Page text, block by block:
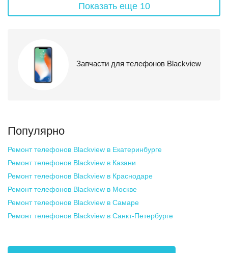
Показать еще 10
Запчасти для телефонов Blackview
Популярно
Ремонт телефонов Blackview в Екатеринбурге
Ремонт телефонов Blackview в Казани
Ремонт телефонов Blackview в Краснодаре
Ремонт телефонов Blackview в Москве
Ремонт телефонов Blackview в Самаре
Ремонт телефонов Blackview в Санкт-Петербурге